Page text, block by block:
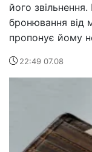
його
бронювання від
пропонує йому
22:49 07.08